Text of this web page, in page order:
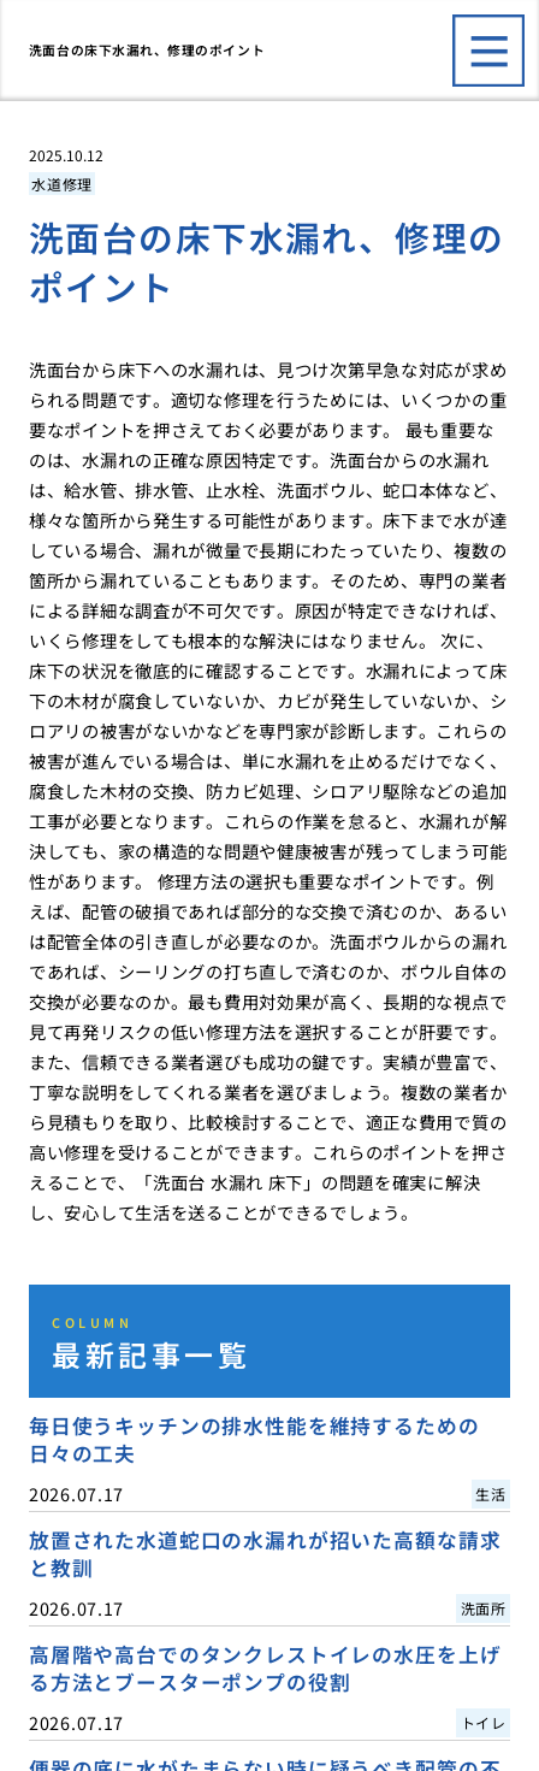
洗面台の床下水漏れ、修理のポイント
2025.10.12
水道修理
洗面台の床下水漏れ、修理の
ポイント
洗面台から床下への水漏れは、見つけ次第早急な対応が求め
られる問題です。適切な修理を行うためには、いくつかの重
要なポイントを押さえておく必要があります。 最も重要な
のは、水漏れの正確な原因特定です。洗面台からの水漏れ
は、給水管、排水管、止水栓、洗面ボウル、蛇口本体など、
様々な箇所から発生する可能性があります。床下まで水が達
している場合、漏れが微量で長期にわたっていたり、複数の
箇所から漏れていることもあります。そのため、専門の業者
による詳細な調査が不可欠です。原因が特定できなければ、
いくら修理をしても根本的な解決にはなりません。 次に、
床下の状況を徹底的に確認することです。水漏れによって床
下の木材が腐食していないか、カビが発生していないか、シ
ロアリの被害がないかなどを専門家が診断します。これらの
被害が進んでいる場合は、単に水漏れを止めるだけでなく、
腐食した木材の交換、防カビ処理、シロアリ駆除などの追加
工事が必要となります。これらの作業を怠ると、水漏れが解
決しても、家の構造的な問題や健康被害が残ってしまう可能
性があります。 修理方法の選択も重要なポイントです。例
えば、配管の破損であれば部分的な交換で済むのか、あるい
は配管全体の引き直しが必要なのか。洗面ボウルからの漏れ
であれば、シーリングの打ち直しで済むのか、ボウル自体の
交換が必要なのか。最も費用対効果が高く、長期的な視点で
見て再発リスクの低い修理方法を選択することが肝要です。
また、信頼できる業者選びも成功の鍵です。実績が豊富で、
丁寧な説明をしてくれる業者を選びましょう。複数の業者か
ら見積もりを取り、比較検討することで、適正な費用で質の
高い修理を受けることができます。これらのポイントを押さ
えることで、「洗面台 水漏れ 床下」の問題を確実に解決
し、安心して生活を送ることができるでしょう。
COLUMN
最新記事一覧
毎日使うキッチンの排水性能を維持するための
日々の工夫
2026.07.17 生活
放置された水道蛇口の水漏れが招いた高額な請求
と教訓
2026.07.17 洗面所
高層階や高台でのタンクレストイレの水圧を上げ
る方法とブースターポンプの役割
2026.07.17 トイレ